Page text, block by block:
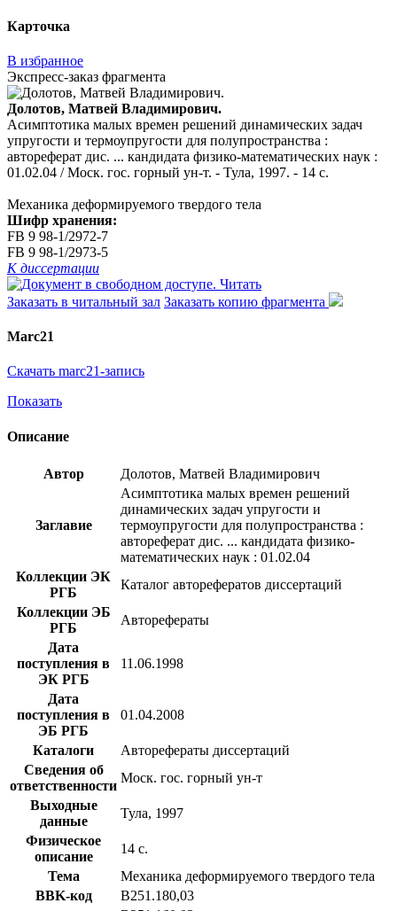
Карточка
В избранное
Экспресс-заказ фрагмента
Долотов, Матвей Владимирович.
Асимптотика малых времен решений динамических задач
упругости и термоупругости для полупространства :
автореферат дис. ... кандидата физико-математических наук :
01.02.04 / Моск. гос. горный ун-т. - Тула, 1997. - 14 с.
Механика деформируемого твердого тела
Шифр хранения:
FB 9 98-1/2972-7
FB 9 98-1/2973-5
К диссертации
Читать
Заказать в читальный зал Заказать копию фрагмента
Marc21
Скачать marc21-запись
Показать
Описание
Автор Долотов, Матвей Владимирович
Заглавие
Асимптотика малых времен решений
динамических задач упругости и
термоупругости для полупространства :
автореферат дис. ... кандидата физико-
математических наук : 01.02.04
Коллекции ЭК
РГБ
Каталог авторефератов диссертаций
Коллекции ЭБ
РГБ
Авторефераты
Дата
поступления в
ЭК РГБ
11.06.1998
Дата
поступления в
ЭБ РГБ
01.04.2008
Каталоги
Авторефераты диссертаций
Сведения об
ответственности
Моск. гос. горный ун-т
Выходные
данные
Тула, 1997
Физическое
описание
14 с.
Тема
Механика деформируемого твердого тела
BBK-код
В251.180,03